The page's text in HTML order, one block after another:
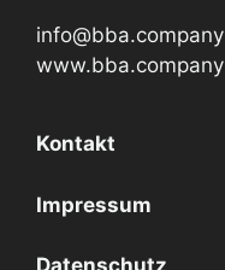
info@bba.company
www.bba.company
Kontakt
Impressum